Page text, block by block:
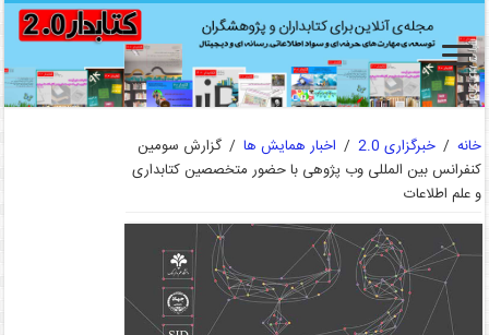
خانه / خبرگزاری 2.0 / اخبار همایش ها / گزارش سومین
کنفرانس بین المللی وب پژوهی با حضور متخصصین کتابداری
و علم اطلاعات